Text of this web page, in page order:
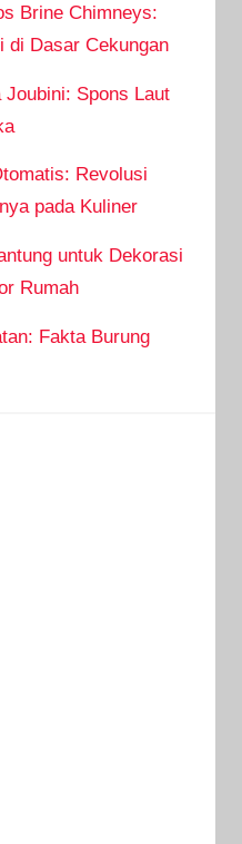
Brine Chimneys:
di Dasar Cekungan
Spons Laut
Revolusi
pada Kuliner
untuk Dekorasi
Rumah
Fakta Burung